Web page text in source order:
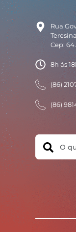
Rua
Cep:
8h ás
(86)
(86)
Search